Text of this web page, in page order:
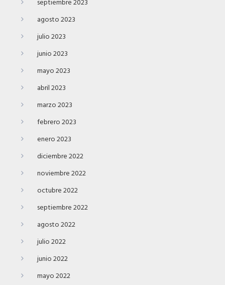
septiembre 2023
agosto 2023
julio 2023
junio 2023
mayo 2023
abril 2023
marzo 2023
febrero 2023
enero 2023
diciembre 2022
noviembre 2022
octubre 2022
septiembre 2022
agosto 2022
julio 2022
junio 2022
mayo 2022